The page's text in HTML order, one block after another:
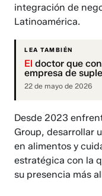
integración de
Latinoamérica.
LEA TAMBIÉN
El doctor que
empresa de
22 de mayo de 2026
Desde 2023
Group, desarrollar
en alimentos y
estratégica con la
su presencia más